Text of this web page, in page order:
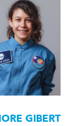
GIBERT